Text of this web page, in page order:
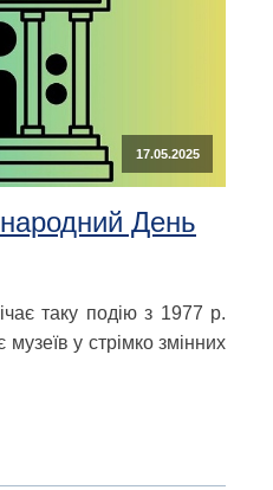
17.05.2025
День
таку подію з 1977 р.
у стрімко змінних